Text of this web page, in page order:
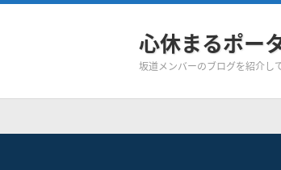
心休まるポー
坂道メンバーのブログを紹介し